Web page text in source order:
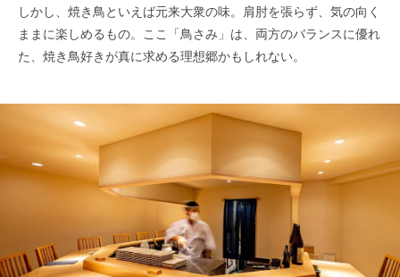
しかし、焼き鳥といえば元来大衆の味。肩肘を張らず、気の向く
ままに楽しめるもの。ここ「鳥さみ」は、両方のバランスに優れ
た、焼き鳥好きが真に求める理想郷かもしれない。